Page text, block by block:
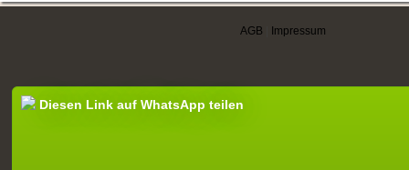
AGB Impressum
Diesen Link auf WhatsApp teilen